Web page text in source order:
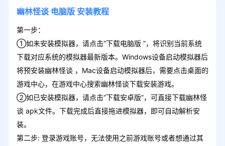
幽林怪谈 电脑版 安装教程
第一步：
①如未安装模拟器，请点击“下载电脑版 ”，将识别当前系统
下载对应系统的模拟器最新版本。Windows设备启动模拟器后
将预安装幽林怪谈 ，Mac设备启动模拟器后，需要点击桌面的
游戏中心，在游戏中心搜索幽林怪谈下载安装游戏。
②如已安装模拟器，请点击“下载安卓版”，可直接下载幽林怪
谈 apk文件。下载完成后直接拖进模拟器，即可自动解析安
装。
第二步: 登录游戏账号，无法使用之前游戏账号或者想通过其